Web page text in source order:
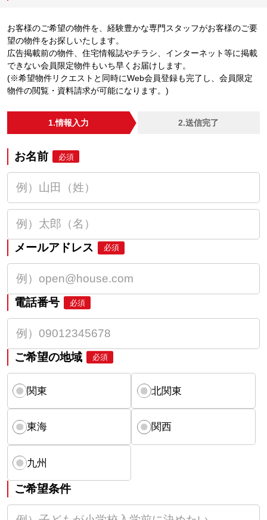
お客様のご希望の物件を、経験豊かな専門スタッフがお客様のご要
望の物件をお探しいたします。
広告掲載前の物件、住宅情報誌やチラシ、インターネット等に掲載
できない会員限定物件もいち早くお届けします。
(※希望物件リクエストと同時にWeb会員登録も完了し、会員限定
物件の閲覧・資料請求が可能になります。)
1.情報入力 2.送信完了
お名前 必須
メールアドレス 必須
電話番号 必須
ご希望の地域 必須
関東 北関東
東海 関西
九州
ご希望条件